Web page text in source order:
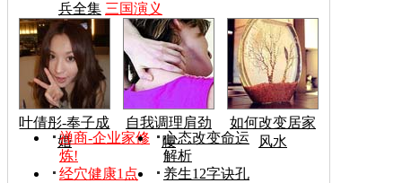
兵全集 三国演义
叶倩彤-奉子成
婚
自我调理肩劲
腰
如何改变居家
风水
禅商-企业家修
炼!
心态改变命运
解析
经穴健康1点
养生12字诀孔